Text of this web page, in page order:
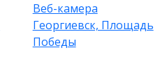
Веб-камера
Георгиевск, Площадь
Победы